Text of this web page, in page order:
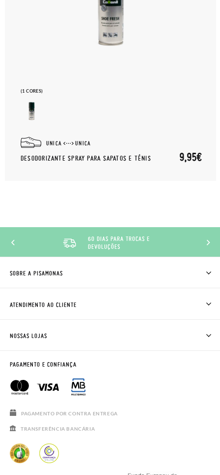
(1 CORES)
UNICA UNICA
DESODORIZANTE SPRAY PARA SAPATOS E TÉNIS 9,95€
60 DIAS PARA TROCAS E
DEVOLUÇÕES
SOBRE A PISAMONAS
AVISO LEGAL, PRIVACIDADE E COOKIES
SALDOS
ATENDIMENTO AO CLIENTE
HORÁRIO
PERGUNTAS FREQUENTES
NOSSAS LOJAS
PAGAMENTO E CONFIANÇA
PAGAMENTO POR CONTRA ENTREGA
TRANSFERÊNCIA BANCÁRIA